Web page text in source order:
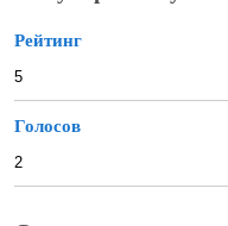
Рейтинг
5
Голосов
2